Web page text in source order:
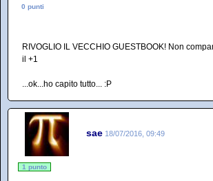
0 punti
RIVOGLIO IL VECCHIO GUESTBOOK! Non
il +1
...ok...ho capito tutto... :P
sae 18/07/2016, 09:49
1 punto